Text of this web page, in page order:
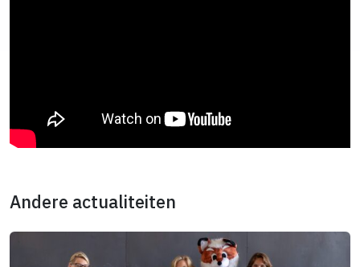
Andere actualiteiten